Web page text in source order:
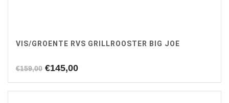
VIS/GROENTE RVS GRILLROOSTER BIG JOE
€159,00 Oorspronkelijke
was:
€145,00Huidige
is: